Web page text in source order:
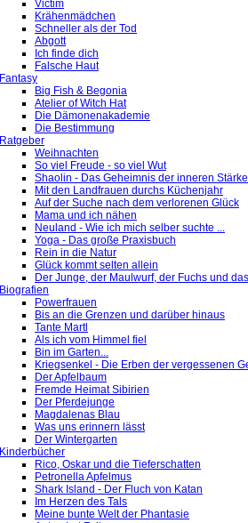
Victim
Krähenmädchen
Schneller als der Tod
Abgott
Ich finde dich
Falsche Haut
Fantasy
Big Fish & Begonia
Atelier of Witch Hat
Die Dämonenakademie
Die Bestimmung
Ratgeber
Weihnachten
So viel Freude - so viel Wut
Shaolin - Das Geheimnis der inneren Stärke
Mit den Landfrauen durchs Küchenjahr
Auf der Suche nach dem verlorenen Glück
Mama und ich nähen
Neuland - Wie ich mich selber suchte ...
Yoga - Das große Praxisbuch
Rein in die Natur
Glück kommt selten allein
Der Junge, der Maulwurf, der Fuchs und
Biografien
Powerfrauen
Bis an die Grenzen und darüber hinaus
Tante Martl
Als ich vom Himmel fiel
Bin im Garten...
Kriegsenkel - Die Erben der vergessenen
Der Apfelbaum
Fremde Heimat Sibirien
Der Pferdejunge
Magdalenas Blau
Was uns erinnern lässt
Der Wintergarten
Kinderbücher
Rico, Oskar und die Tieferschatten
Petronella Apfelmus
Shark Island - Der Fluch von Katan
Im Herzen des Tals
Meine bunte Welt der Phantasie